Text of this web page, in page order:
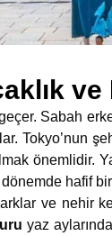
Sabah
Tokyo’nun
önemlidir.
hafif
ve nehir
yaz